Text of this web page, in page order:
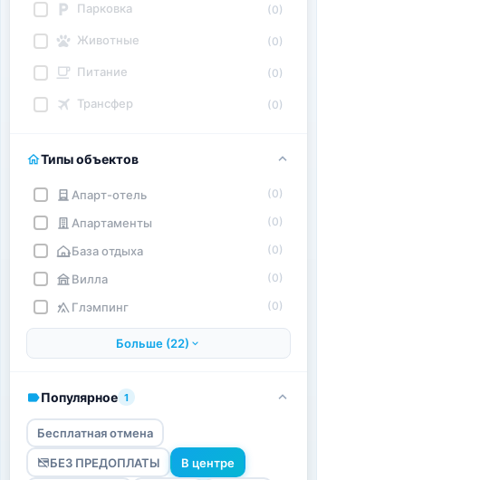
Парковка (0)
Животные (0)
Питание (0)
Трансфер (0)
Типы объектов
Апарт-отель (0)
Апартаменты (0)
База отдыха (0)
Вилла (0)
Глэмпинг (0)
Больше (22)
Популярное 1
Бесплатная отмена
БЕЗ ПРЕДОПЛАТЫ В центре